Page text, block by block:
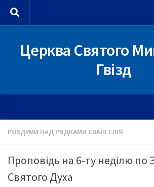
Skip to content
Церква Святого
Гвізд
РОЗДУМИ НАД РЯДКАМИ ЄВАНГЕЛІЯ
Проповідь на 6-ту неділю по
Святого Духа